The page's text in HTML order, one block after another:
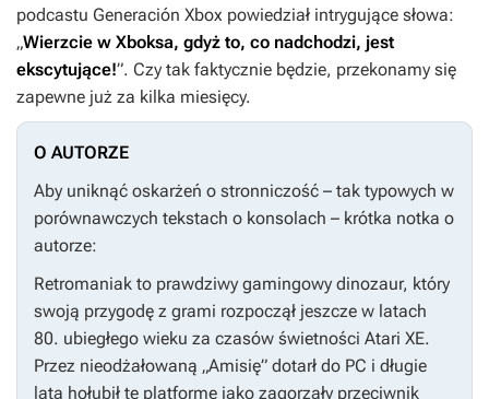
podcastu Generación Xbox powiedział intrygujące słowa:
„Wierzcie w Xboksa, gdyż to, co nadchodzi, jest
ekscytujące!”. Czy tak faktycznie będzie, przekonamy się
zapewne już za kilka miesięcy.
O AUTORZE
Aby uniknąć oskarżeń o stronniczość – tak typowych w
porównawczych tekstach o konsolach – krótka notka o
autorze:
Retromaniak to prawdziwy gamingowy dinozaur, który
swoją przygodę z grami rozpoczął jeszcze w latach
80. ubiegłego wieku za czasów świetności Atari XE.
Przez nieodżałowaną „Amisię” dotarł do PC i długie
lata hołubił tę platformę jako zagorzały przeciwnik